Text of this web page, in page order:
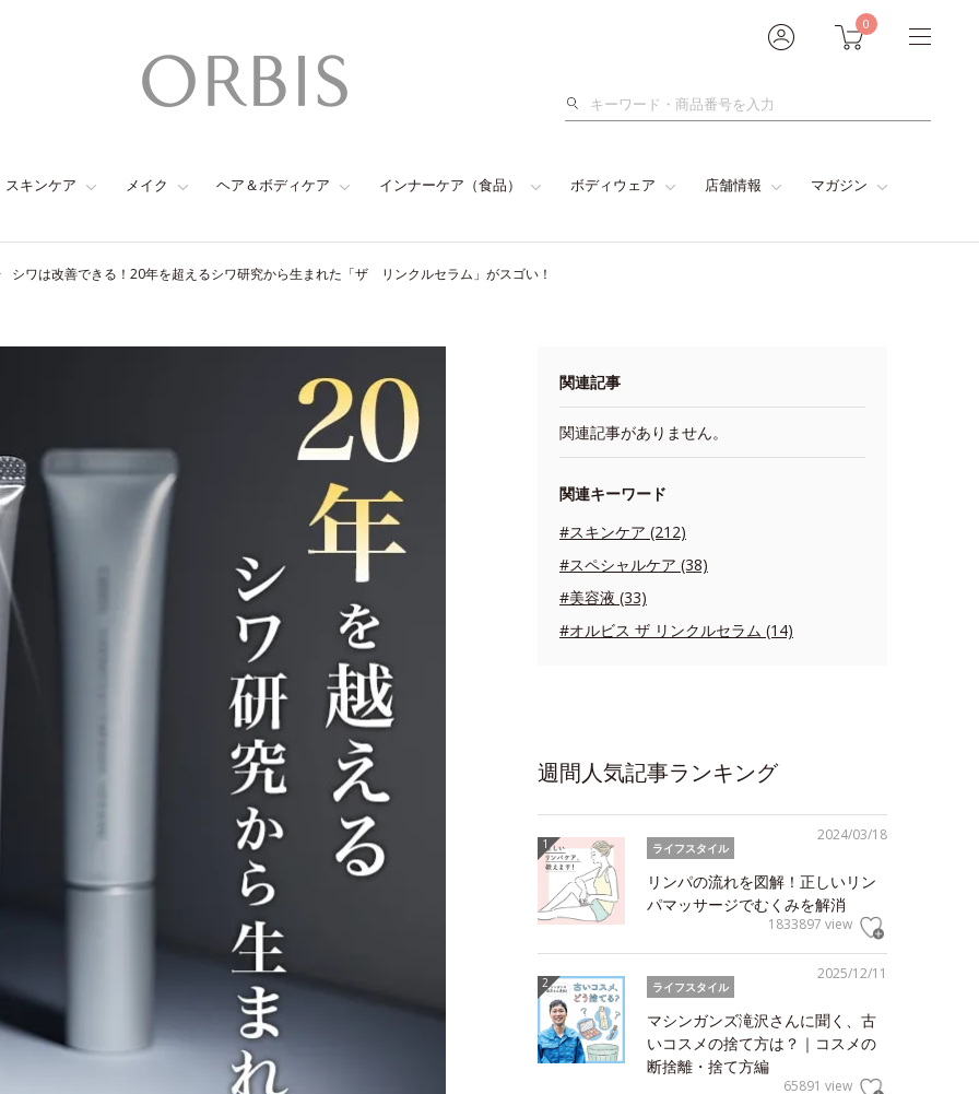
0
検
スキンケア メイク ヘア＆ボディケア インナーケア（食品） ボディウェア 店舗情報 マガジン
シワは改善できる！20年を超えるシワ研究から生まれた「ザ リンクルセラム」がスゴい！
関連記事
関連記事がありません。
関連キーワード
#スキンケア (212)
#スペシャルケア (38)
#美容液 (33)
#オルビス ザ リンクルセラム (14)
週間人気記事ランキング
2024/03/18
ライフスタイル
リンパの流れを図解！正しいリン
パマッサージでむくみを解消
1833897 view
2025/12/11
ライフスタイル
マシンガンズ滝沢さんに聞く、古
いコスメの捨て方は？｜コスメの
断捨離・捨て方編
65891 view